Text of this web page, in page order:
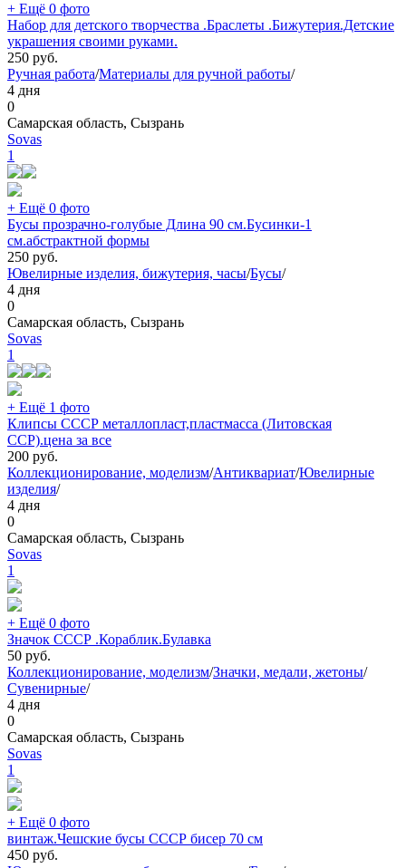
+ Ещё 0 фото
Набор для детского творчества .Браслеты .Бижутерия.Детские
украшения своими руками.
250 руб.
Ручная работа/Материалы для ручной работы/
4 дня
0
Самарская область, Сызрань
Sovas
1
+ Ещё 0 фото
Бусы прозрачно-голубые Длина 90 см.Бусинки-1
см.абстрактной формы
250 руб.
Ювелирные изделия, бижутерия, часы/Бусы/
4 дня
0
Самарская область, Сызрань
Sovas
1
+ Ещё 1 фото
Клипсы СССР металлопласт,пластмасса (Литовская
ССР).цена за все
200 руб.
Коллекционирование, моделизм/Антиквариат/Ювелирные
изделия/
4 дня
0
Самарская область, Сызрань
Sovas
1
+ Ещё 0 фото
Значок СССР .Кораблик.Булавка
50 руб.
Коллекционирование, моделизм/Значки, медали, жетоны/
Сувенирные/
4 дня
0
Самарская область, Сызрань
Sovas
1
+ Ещё 0 фото
винтаж.Чешские бусы СССР бисер 70 см
450 руб.